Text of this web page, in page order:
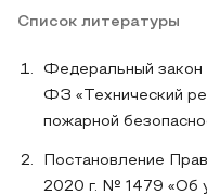
Список литературы
Федеральный
ФЗ «Технический
пожарной
Постановление
2020 г. № 1479 «Об